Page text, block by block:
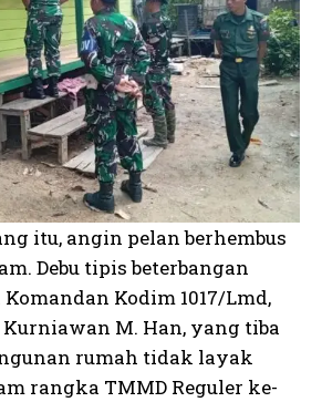
itu, angin pelan berhembus
Debu tipis beterbangan
Kodim 1017/Lmd,
M. Han, yang tiba
rumah tidak layak
rangka TMMD Reguler ke-